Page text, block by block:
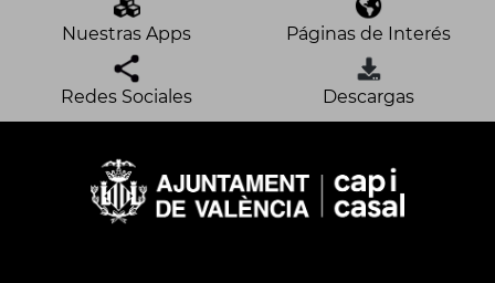
Nuestras Apps Páginas de Interés
Redes Sociales Descargas